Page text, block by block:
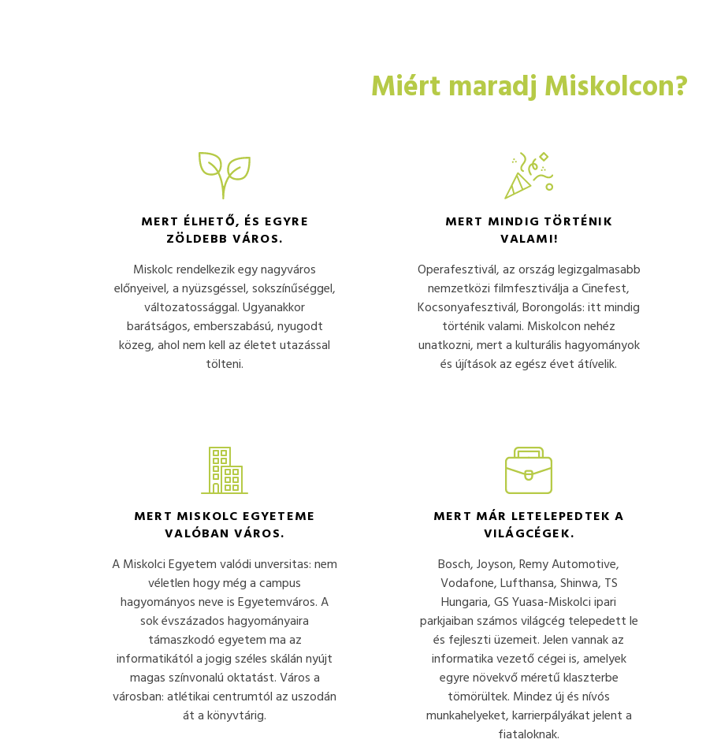
Miért maradj Miskolcon?
MERT ÉLHETŐ, ÉS EGYRE
ZÖLDEBB VÁROS.
Miskolc rendelkezik egy nagyváros
előnyeivel, a nyüzsgéssel, sokszínűséggel,
változatossággal. Ugyanakkor
barátságos, emberszabású, nyugodt
közeg, ahol nem kell az életet utazással
tölteni.
MERT MINDIG TÖRTÉNIK
VALAMI!
Operafesztivál, az ország legizgalmasabb
nemzetközi filmfesztiválja a Cinefest,
Kocsonyafesztivál, Borongolás: itt mindig
történik valami. Miskolcon nehéz
unatkozni, mert a kulturális hagyományok
és újítások az egész évet átívelik.
MERT MISKOLC EGYETEME
VALÓBAN VÁROS.
A Miskolci Egyetem valódi unversitas: nem
véletlen hogy még a campus
hagyományos neve is Egyetemváros. A
sok évszázados hagyományaira
támaszkodó egyetem ma az
informatikától a jogig széles skálán nyújt
magas színvonalú oktatást. Város a
városban: atlétikai centrumtól az uszodán
át a könyvtárig.
MERT MÁR LETELEPEDTEK A
VILÁGCÉGEK.
Bosch, Joyson, Remy Automotive,
Vodafone, Lufthansa, Shinwa, TS
Hungaria, GS Yuasa-Miskolci ipari
parkjaiban számos világcég telepedett le
és fejleszti üzemeit. Jelen vannak az
informatika vezető cégei is, amelyek
egyre növekvő méretű klaszterbe
tömörültek. Mindez új és nívós
munkahelyeket, karrierpályákat jelent a
fiataloknak.